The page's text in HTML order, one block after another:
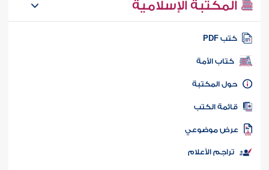
المكتبة الإسلامية
كتب PDF
كتاب الأمة
المكتبة
الكتب
موضوعي